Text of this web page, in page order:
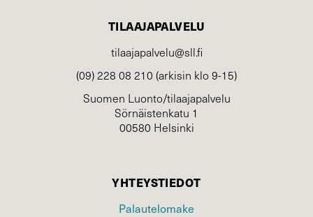
TILAAJAPALVELU
tilaajapalvelu@sll.fi
(09) 228 08 210 (arkisin klo 9-15)
Suomen Luonto/tilaajapalvelu
Sörnäistenkatu 1
00580 Helsinki
YHTEYSTIEDOT
Palautelomake